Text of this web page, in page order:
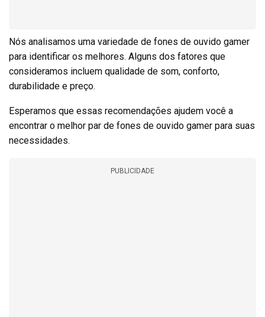
Nós analisamos uma variedade de fones de ouvido gamer
para identificar os melhores. Alguns dos fatores que
consideramos incluem qualidade de som, conforto,
durabilidade e preço.
Esperamos que essas recomendações ajudem você a
encontrar o melhor par de fones de ouvido gamer para suas
necessidades.
PUBLICIDADE